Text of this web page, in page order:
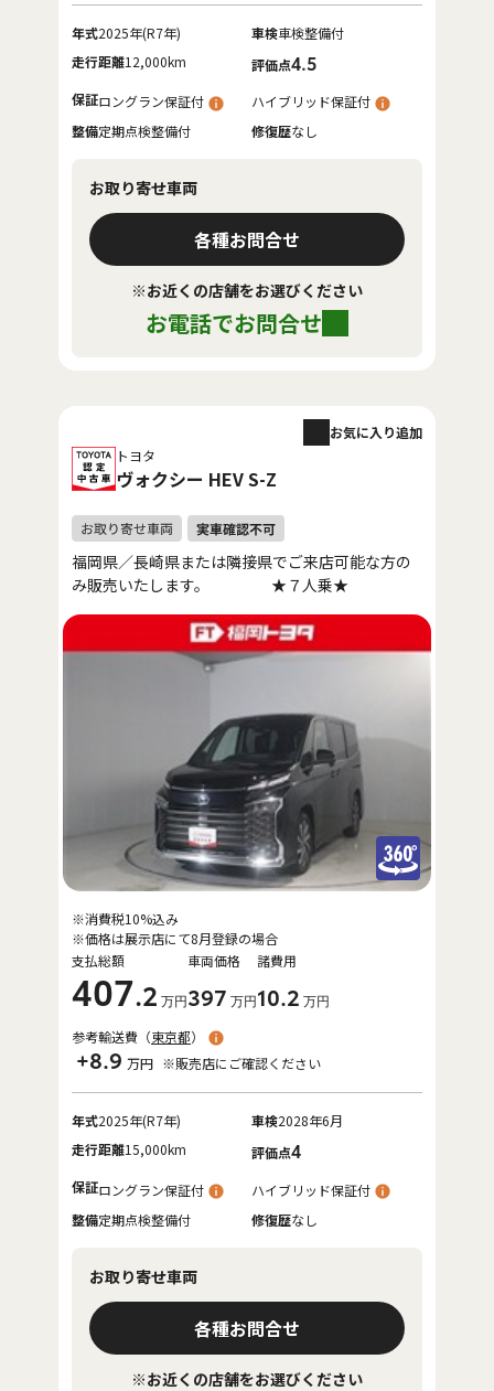
年式2025年(R7年) 車検車検整備付
走行距離12,000km 評価点4.5
保証ロングラン保証付
ハイブリッド保証付
整備定期点検整備付 修復歴なし
お取り寄せ車両
各種お問合せ
※お近くの店舗をお選びください
お電話でお問合せ
トヨタ
ヴォクシー HEV S-Z
お気に入り追加
福岡県／長崎県または隣接県でご来店可能な方の
み販売いたします。 ★７人乗★
支払総額
407.2 万円
車両価格
397 万円
諸費用
10.2 万円
※消費税10%込み
※価格は展示店にて8月登録の場合
参考輸送費（東京都）
+8.9 万円 ※販売店にご確認ください
年式2025年(R7年) 車検2028年6月
走行距離15,000km 評価点4
保証ロングラン保証付
ハイブリッド保証付
整備定期点検整備付 修復歴なし
お取り寄せ車両
各種お問合せ
※お近くの店舗をお選びください